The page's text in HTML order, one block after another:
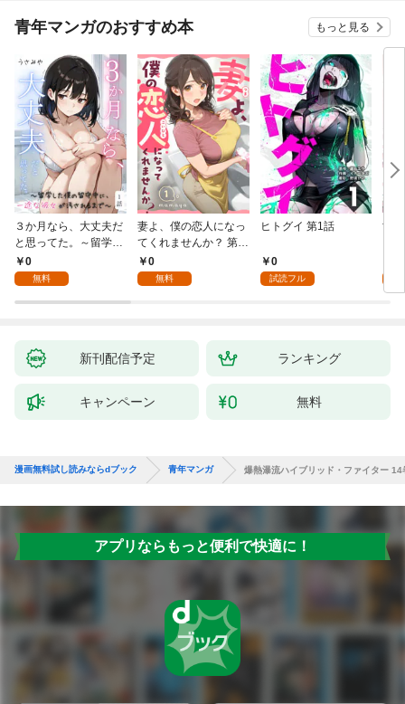
青年マンガのおすすめ本 もっと見る
３か月なら、大丈夫だ
と思ってた。～留学し
た僕の留守中に、一途
な彼女が汚されるまで
0
無料
妻よ、僕の恋人になっ
てくれませんか？ 第1
話0
無料
ヒトグイ 第1話
0
試読フル
世
新刊配信予定 ランキング
キャンペーン 無料
漫画無料試し読みならdブック 青年マンガ 爆熱瀑流ハイブリッド・ファイター 14
アプリならもっと便利で快適に！